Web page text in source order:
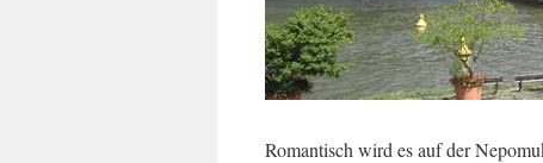
Romantisch wird es auf der